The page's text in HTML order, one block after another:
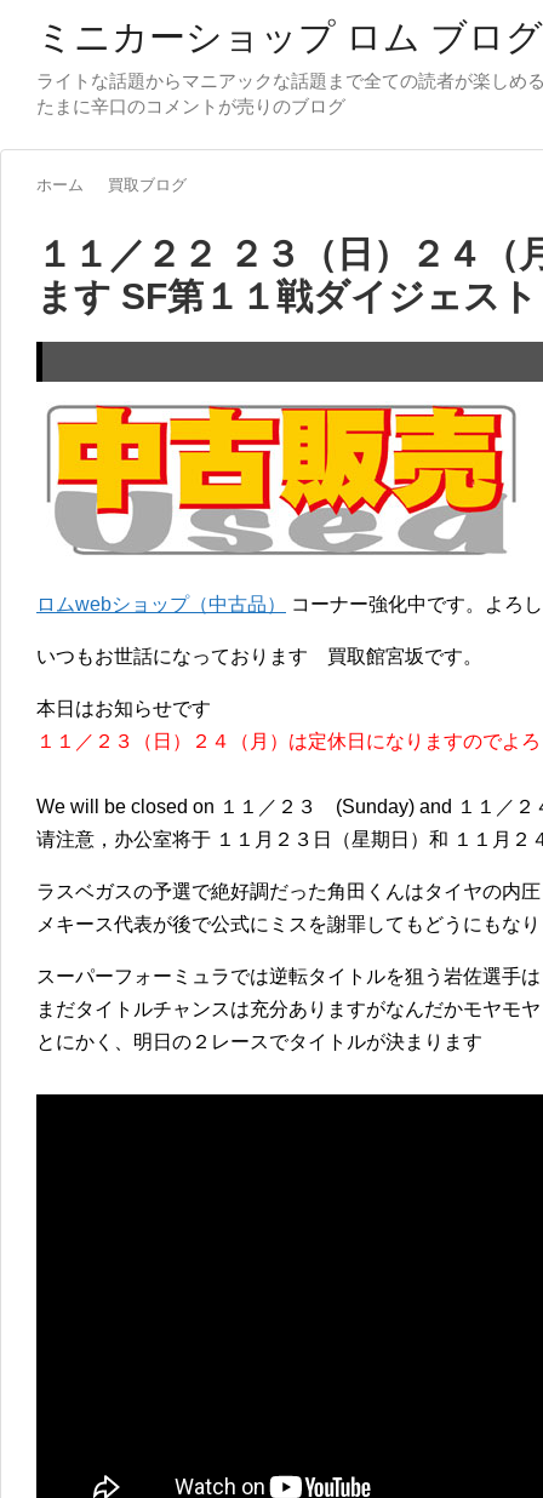
ミニカーショップ ロム ブログ
ライトな話題からマニアックな話題まで全ての読者が楽しめ
ホーム 買取ブログ
１１／２２ ２３（日）２４（
ます SF第１１戦ダイジェスト
ロムwebショップ（中古品） コーナー強化中です。よろ
いつもお世話になっております 買取館宮坂です。
本日はお知らせです
１１／２３（日）２４（月）は定休日になりますのでよ
We will be closed on １１／２３ (Sunday) and １１／２
请注意，办公室将于 １１月２３日（星期日）和 １１月２
ラスベガスの予選で絶好調だった角田くんはタイヤの内
メキース代表が後で公式にミスを謝罪してもどうにもな
スーパーフォーミュラでは逆転タイトルを狙う岩佐選手
まだタイトルチャンスは充分ありますがなんだかモヤモ
とにかく、明日の２レースでタイトルが決まります